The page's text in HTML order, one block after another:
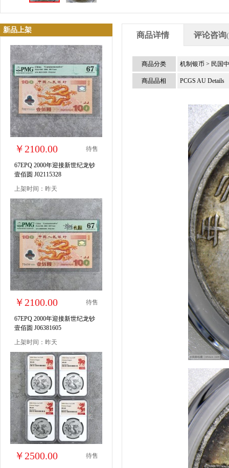
新品上架
￥2100.00 待售
67EPQ 2000年迎接新世纪龙钞
壹佰圆 J02115328
上架时间：昨天
￥2100.00 待售
67EPQ 2000年迎接新世纪龙钞
壹佰圆 J06381605
上架时间：昨天
￥2500.00 待售
商品详情 评论咨询(
商品分类 机制银币 > 民国
商品品相 PCGS AU Details